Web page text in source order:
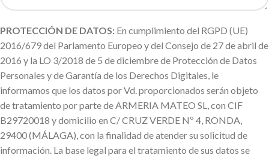
PROTECCIÓN DE DATOS: En cumplimiento del RGPD (UE)
2016/679 del Parlamento Europeo y del Consejo de 27 de abril de
2016 y la LO 3/2018 de 5 de diciembre de Protección de Datos
Personales y de Garantía de los Derechos Digitales, le
informamos que los datos por Vd. proporcionados serán objeto
de tratamiento por parte de ARMERIA MATEO SL, con CIF
B29720018 y domicilio en C/ CRUZ VERDE Nº 4, RONDA,
29400 (MÁLAGA), con la finalidad de atender su solicitud de
información. La base legal para el tratamiento de sus datos se